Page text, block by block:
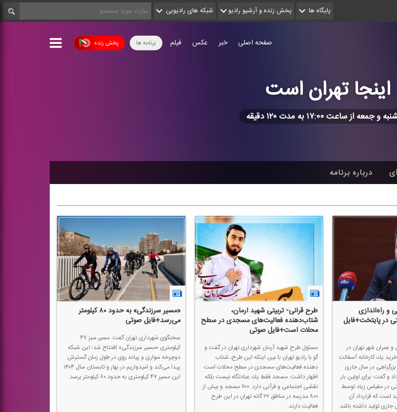
پایگاه ها پخش زنده و آرشیو رادیو شبکه های رادیویی
پخش زنده برنامه ها صفحه اصلی خبر عکس فیلم
اینجا تهران است
و جمعه از ساعت ۱۷:۰۰ به مدت ۱۲۰ دقیقه
درباره برنامه
و راه‌اندازی
در پایتخت+فایل
عمران شهر تهران در
خرید یك كارخانه آسفالت
افتتاح ۳ پروژه بزرگراهی در سال جاری
و گفت: برای اولین بار
در مقیاس زیاد توسط
است كه قرارداد آن
تولید داشته باشد.
طرح قرآنی- تربیتی شهید آرمان،
شتاب‌دهنده فعالیت‌های مسجدی در سطح
محلات است+فایل صوتی
مسئول طرح شهید آرمان شهرداری تهران در گفت و
گو با رادیو تهران با بین اینكه این طرح، شتاب
دهنده فعالیت‌های مسجدی در سطح محلات است
اظهار داشت: مسجد فقط یك عبادتگاه نیست بلكه
نقشی اجتماعی و قرآنی دارد. ۷۰۰ مسجد و بیش از
۸۰۰ مدرسه در مناطق ۲۲ گانه تهران در این طرح
فعالیت دارند.
«مسیر سرزندگی» به حدود ۸۰ كیلومتر
می‌رسد+فایل صوتی
سخنگوی شهرداری تهران گفت: مسیر سبز ۴۷
كیلومتری «مسیر سرزندگی» افتتاح شد؛ این شبكه
دوچرخه سواری و پیاده روی در طول زمان گسترش
پیدا می‌كند و امیدواریم در بهار و تابستان سال ۱۴۰۴
این مسیر ۴۷ كیلومتری به حدود ۸۰ كیلومتر برسد.